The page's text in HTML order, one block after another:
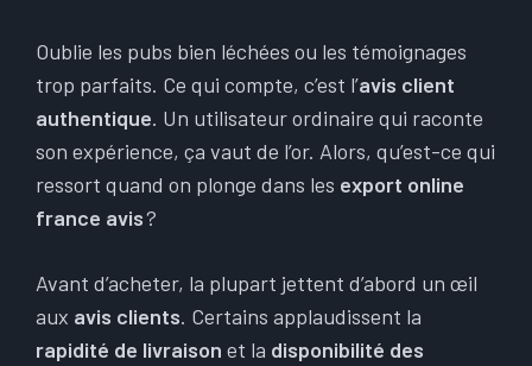
Oublie les pubs bien léchées ou les témoignages
trop parfaits. Ce qui compte, c’est l’avis client
authentique. Un utilisateur ordinaire qui raconte
son expérience, ça vaut de l’or. Alors, qu’est-ce qui
ressort quand on plonge dans les export online
france avis?
Avant d’acheter, la plupart jettent d’abord un œil
aux avis clients. Certains applaudissent la
rapidité de livraison et la disponibilité des